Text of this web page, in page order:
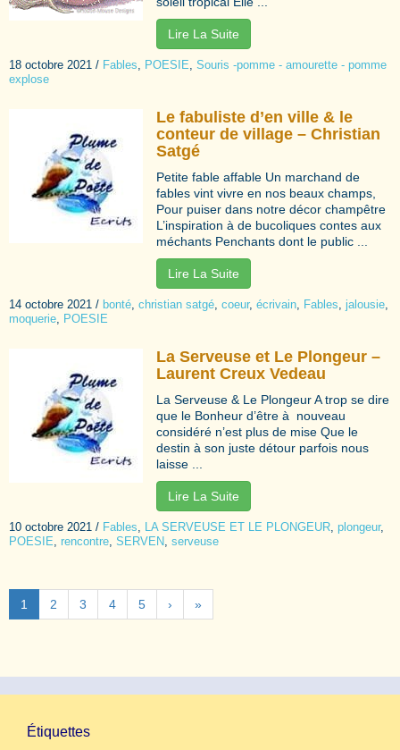
Lire La Suite
18 octobre 2021 / Fables POESIE Souris -pomme - amourette - pomme
explose
Le fabuliste d’en ville & le
conteur de village – Christian
Satgé
Petite fable affable Un marchand de
fables vint vivre en nos beaux champs,
Pour puiser dans notre décor champêtre
L’inspiration à de bucoliques contes aux
méchants Penchants dont le public ...
Lire La Suite
14 octobre 2021 / bonté christian satgé coeur, écrivain Fables jalousie
moquerie POESIE
La Serveuse et Le Plongeur –
Laurent Creux Vedeau
La Serveuse & Le Plongeur A trop se dire
que le Bonheur d’être à nouveau
considéré n’est plus de mise Que le
destin à son juste détour parfois nous
laisse ...
Lire La Suite
10 octobre 2021 / Fables LA SERVEUSE ET LE PLONGEUR plongeur,
POESIE rencontre SERVEN serveuse
1 2 3 4 5 › »
Étiquettes